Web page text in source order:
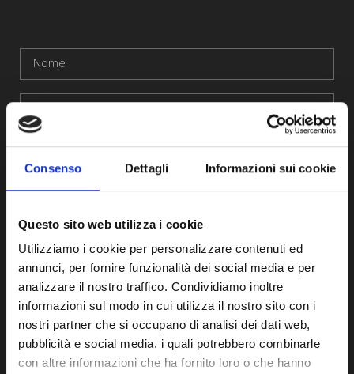
Consenso Dettagli Informazioni sui cookie
Questo sito web utilizza i cookie
Utilizziamo i cookie per personalizzare contenuti ed
annunci, per fornire funzionalità dei social media e per
analizzare il nostro traffico. Condividiamo inoltre
informazioni sul modo in cui utilizza il nostro sito con i
nostri partner che si occupano di analisi dei dati web,
pubblicità e social media, i quali potrebbero combinarle
con altre informazioni che ha fornito loro o che hanno
sito web
INVIA MESSAGGIO